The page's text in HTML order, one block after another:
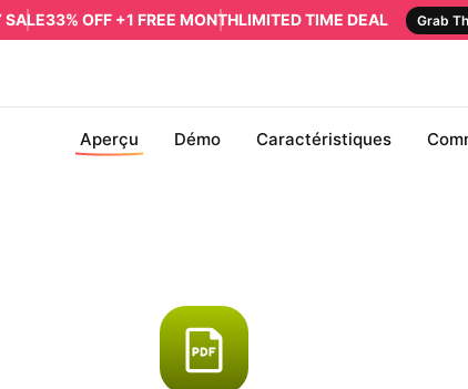
SALE33% OFF +1 FREE MONTHLIMITED TIME DEAL Grab
Aperçu Démo Caractéristiques